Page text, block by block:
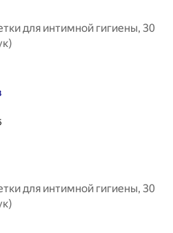
для интимной гигиены, 30
для интимной гигиены, 30